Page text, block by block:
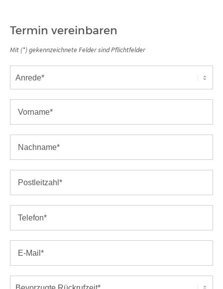
Termin vereinbaren
Mit (*) gekennzeichnete Felder sind Pflichtfelder